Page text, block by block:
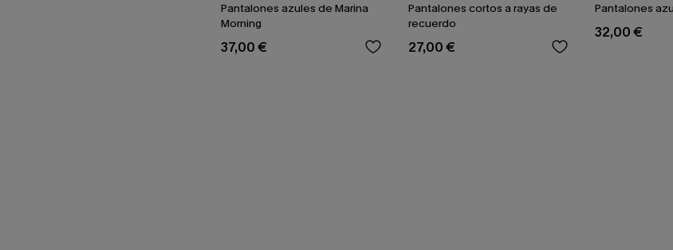
Pantalones azules de Marina
Morning
37,00 €
Pantalones cortos a rayas de
recuerdo
27,00 €
Pantalones
32,00 €